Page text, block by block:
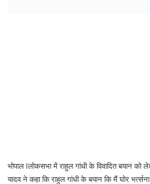
भोपाल lलोकसभा में राहुल गांधी के विवादित बयान को
यादव ने कहा कि राहुल गांधी के बयान कि मैं घोर